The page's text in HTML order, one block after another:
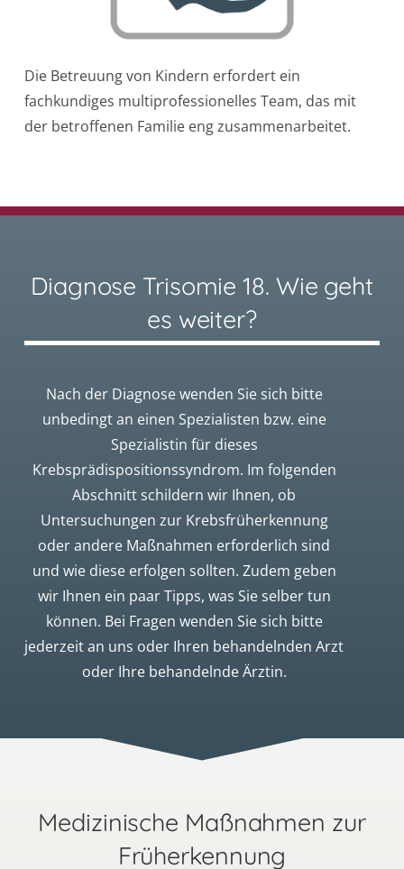
Die Betreuung von Kindern erfordert ein
fachkundiges multiprofessionelles Team, das mit
der betroffenen Familie eng zusammenarbeitet.
Diagnose Trisomie 18. Wie geht
es weiter?
Nach der Diagnose wenden Sie sich bitte
unbedingt an einen Spezialisten bzw. eine
Spezialistin für dieses
Krebsprädispositionssyndrom. Im folgenden
Abschnitt schildern wir Ihnen, ob
Untersuchungen zur Krebsfrüherkennung
oder andere Maßnahmen erforderlich sind
und wie diese erfolgen sollten. Zudem geben
wir Ihnen ein paar Tipps, was Sie selber tun
können. Bei Fragen wenden Sie sich bitte
jederzeit an uns oder Ihren behandelnden Arzt
oder Ihre behandelnde Ärztin.
Medizinische Maßnahmen zur
Früherkennung